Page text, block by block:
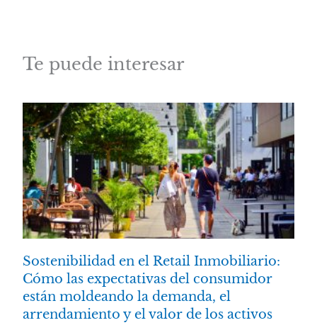
Te puede interesar
Sostenibilidad en el Retail Inmobiliario:
Cómo las expectativas del consumidor
están moldeando la demanda, el
arrendamiento y el valor de los activos